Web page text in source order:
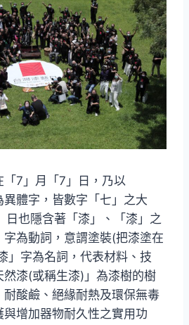
「7」月「7」日，乃以
異體字，皆數字「七」之大
日也隱含著「漆」、「漆」之
為動詞，意謂塗裝(把漆塗在
」字為名詞，代表材料、技
然漆(或稱生漆)」為漆樹的樹
酸鹼、絕緣耐熱及環保無毒
增加器物耐久性之實用功